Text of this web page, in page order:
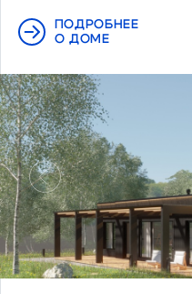
ПОДРОБНЕЕ
О ДОМЕ
Предыдущий